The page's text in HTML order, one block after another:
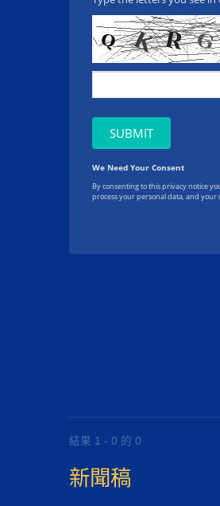
結果 1 - 0 的 0
新聞稿